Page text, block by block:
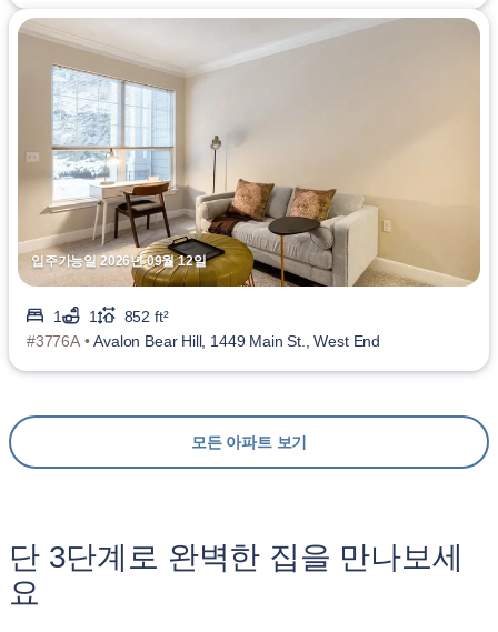
입주가능일 2026년 09월 12일
1 1
852 ft²
#3776A •Avalon Bear Hill, 1449 Main St., West End
모든 아파트 보기
단 3단계로 완벽한 집을 만나보세
요